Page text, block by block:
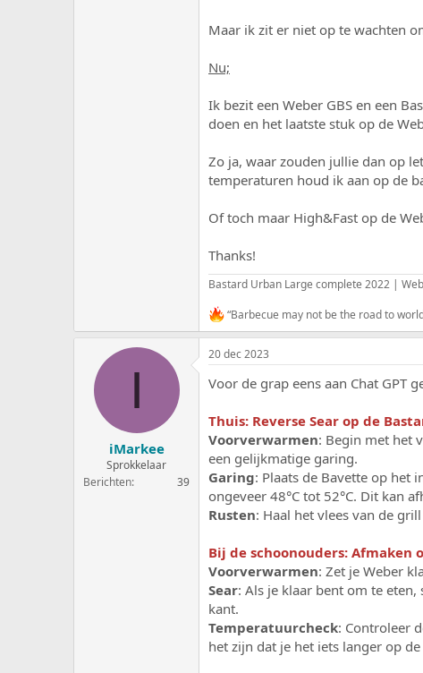
Maar ik zit er niet op te wachten
Nu;
Ik bezit een Weber GBS en een
doen en het laatste stuk op de
Zo ja, waar zouden jullie dan op
temperaturen houd ik aan op de
Of toch maar High&Fast op de
Thanks!
Bastard Urban Large complete 2022 |
“Barbecue may not be the road to
I
iMarkee
Sprokkelaar
Berichten
39
20 dec 2023
Voor de grap eens aan Chat GPT
Thuis: Reverse Sear op de
Voorverwarmen: Begin met het
een gelijkmatige garing.
Garing: Plaats de Bavette op het
ongeveer 48°C tot 52°C. Dit kan
Rusten: Haal het vlees van de
Bij de schoonouders: Afmaken
Voorverwarmen: Zet je Weber
Sear: Als je klaar bent om te
kant.
Temperatuurcheck: Controleer
het zijn dat je het iets langer op